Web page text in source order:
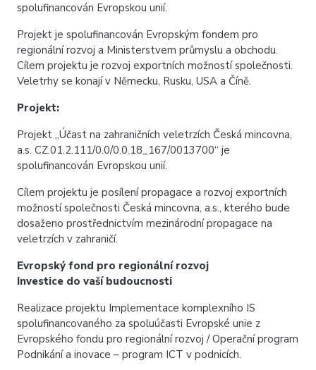
spolufinancován Evropskou unií.
Projekt je spolufinancován Evropským fondem pro
regionální rozvoj a Ministerstvem průmyslu a obchodu.
Cílem projektu je rozvoj exportních možností společnosti.
Veletrhy se konají v Německu, Rusku, USA a Číně.
Projekt:
Projekt „Účast na zahraničních veletrzích Česká mincovna,
a.s. CZ.01.2.111/0.0/0.0.18_167/0013700“ je
spolufinancován Evropskou unií.
Cílem projektu je posílení propagace a rozvoj exportních
možností společnosti Česká mincovna, a.s., kterého bude
dosaženo prostřednictvím mezinárodní propagace na
veletrzích v zahraničí.
Evropský fond pro regionální rozvoj
Investice do vaší budoucnosti
Realizace projektu Implementace komplexního IS
spolufinancovaného za spoluúčasti Evropské unie z
Evropského fondu pro regionální rozvoj / Operační program
Podnikání a inovace – program ICT v podnicích.